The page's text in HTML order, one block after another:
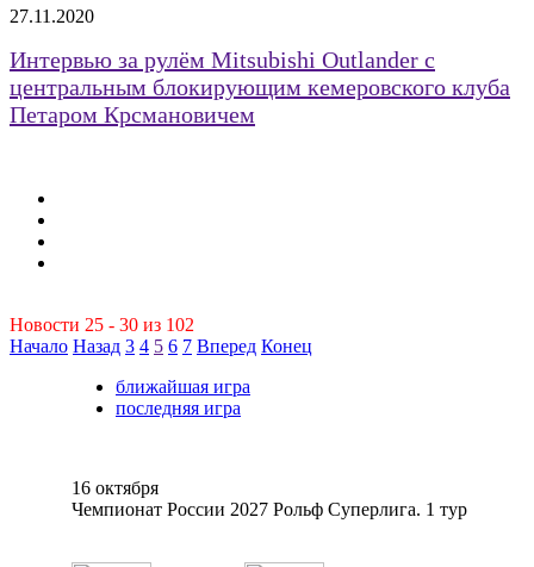
27.11.2020
Интервью за рулём Mitsubishi Outlander с
центральным блокирующим кемеровского клуба
Петаром Крсмановичем
Новости 25 - 30 из 102
Начало Назад 3 4 5 6 7 Вперед Конец
ближайшая игра
последняя игра
16 октября
Чемпионат России 2027 Рольф Суперлига. 1 тур